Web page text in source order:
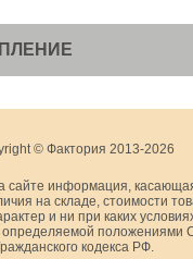
© Фактория 2013-2026
сайте информация,
на складе, стоимости
и ни при каких
положениями
кодекса РФ.